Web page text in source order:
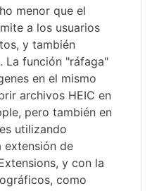
menor que el
a los usuarios
y también
La función "ráfaga"
en el mismo
archivos HEIC en
pero también en
utilizando
extensión de
y con la
como